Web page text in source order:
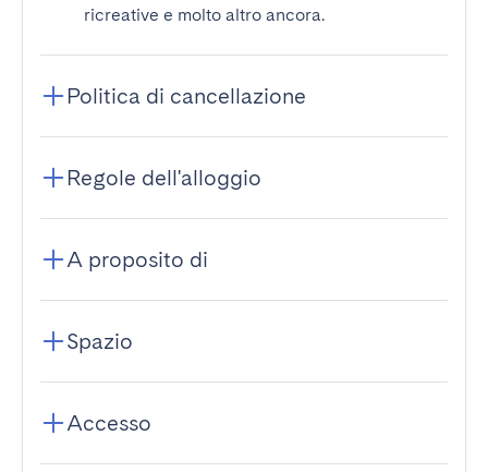
ricreative e molto altro ancora.
Politica di cancellazione
Regole dell'alloggio
A proposito di
Spazio
Accesso